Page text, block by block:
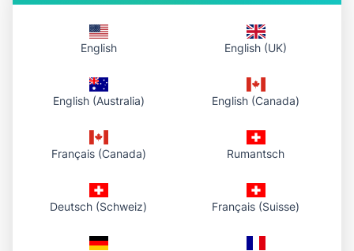
미지, 반경·줌 조절이 가능한 썸네일을 만들 수 있습니다. 가입 없
이 업로드, 조정, 다운로드가 가능합니다.
English English (UK)
English (Australia) English (Canada)
Français (Canada) Rumantsch
Deutsch (Schweiz) Français (Suisse)